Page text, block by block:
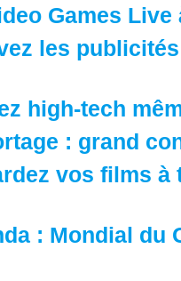
Games Live
les
high-tech
: grand
vos films à
: Mondial du